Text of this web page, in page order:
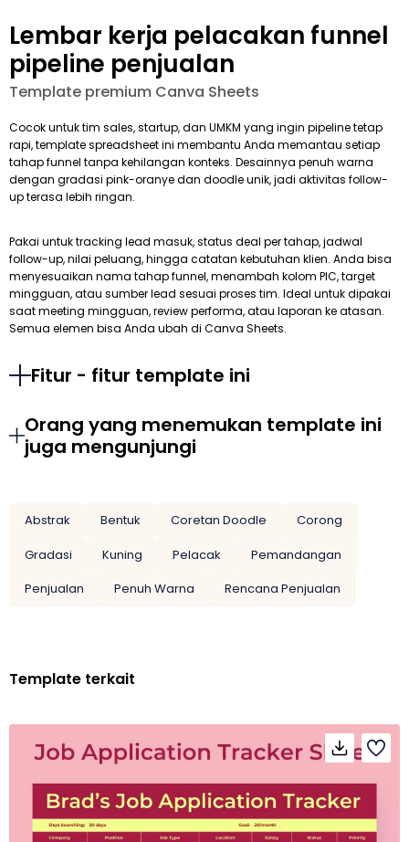
Lembar kerja pelacakan funnel
pipeline penjualan
Template premium Canva Sheets
Cocok untuk tim sales, startup, dan UMKM yang ingin pipeline tetap
rapi, template spreadsheet ini membantu Anda memantau setiap
tahap funnel tanpa kehilangan konteks. Desainnya penuh warna
dengan gradasi pink-oranye dan doodle unik, jadi aktivitas follow-
up terasa lebih ringan.
Pakai untuk tracking lead masuk, status deal per tahap, jadwal
follow-up, nilai peluang, hingga catatan kebutuhan klien. Anda bisa
menyesuaikan nama tahap funnel, menambah kolom PIC, target
mingguan, atau sumber lead sesuai proses tim. Ideal untuk dipakai
saat meeting mingguan, review performa, atau laporan ke atasan.
Semua elemen bisa Anda ubah di Canva Sheets.
Fitur - fitur template ini
Orang yang menemukan template ini
juga mengunjungi
Abstrak Bentuk Coretan Doodle
Corong
Gradasi
Kuning Pelacak
Pemandangan
Penjualan
Penuh Warna Rencana Penjualan
Template terkait